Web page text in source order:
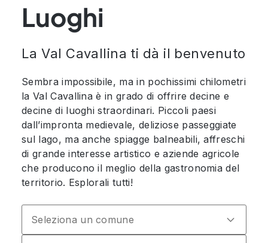
Luoghi
La Val Cavallina ti dà il benvenuto
Sembra impossibile, ma in pochissimi chilometri
la Val Cavallina è in grado di offrire decine e
decine di luoghi straordinari. Piccoli paesi
dall’impronta medievale, deliziose passeggiate
sul lago, ma anche spiagge balneabili, affreschi
di grande interesse artistico e aziende agricole
che producono il meglio della gastronomia del
territorio. Esplorali tutti!
Seleziona un comune